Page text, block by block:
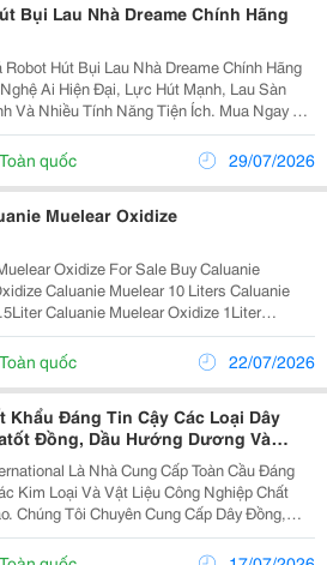
Bụi Lau Nhà Dreame Chính Hãng
Robot Hút Bụi Lau Nhà Dreame Chính Hãng
Ai Hiện Đại, Lực Hút Mạnh, Lau Sàn
Và Nhiều Tính Năng Tiện Ích. Mua Ngay Tại
&Ndash;
Dọn Dẹp Thông Minh Cho Mọi Gia Đình...
Toàn quốc 29/07/2026
Muelear Oxidize
Oxidize For Sale Buy Caluanie
Caluanie Muelear 10 Liters Caluanie
Caluanie Muelear Oxidize 1Liter
Oxidize 100Liters Caluanie Muelear
Caluanie Muelear Oxidize...
Toàn quốc 22/07/2026
Khẩu Đáng Tin Cậy Các Loại Dây
Đồng, Dầu Hướng Dương Và
Là Nhà Cung Cấp Toàn Cầu Đáng
Kim Loại Và Vật Liệu Công Nghiệp Chất
Chúng Tôi Chuyên Cung Cấp Dây Đồng,
Thỏi Nhôm Và Nhiều Loại Sản Phẩm Kim
Khác Cho Khách Hàng Trên Toàn Thế Giới.